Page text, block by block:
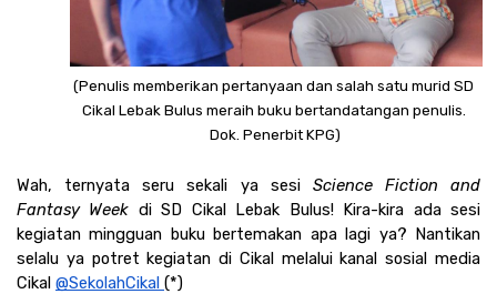
(Penulis memberikan pertanyaan dan salah satu murid SD
Cikal Lebak Bulus meraih buku bertandatangan penulis.
Dok. Penerbit KPG)
Wah, ternyata seru sekali ya sesi Science Fiction and
Fantasy Week di SD Cikal Lebak Bulus! Kira-kira ada sesi
kegiatan mingguan buku bertemakan apa lagi ya? Nantikan
selalu ya potret kegiatan di Cikal melalui kanal sosial media
Cikal @SekolahCikal (*)